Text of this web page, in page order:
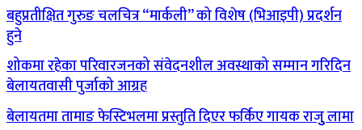
बहुप्रतीक्षित गुरुङ चलचित्र “मार्कली” को विशेष (भिआइपी) प्रदर्शन
हुने
शोकमा रहेका परिवारजनको संवेदनशील अवस्थाको सम्मान गरिदिन
बेलायतवासी पुर्जाको आग्रह
बेलायतमा तामाङ फेस्टिभलमा प्रस्तुति दिएर फर्किए गायक राजुु लामा